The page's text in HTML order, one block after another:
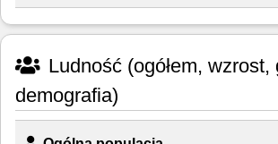
Ludność (ogółem, wzrost,
demografia)